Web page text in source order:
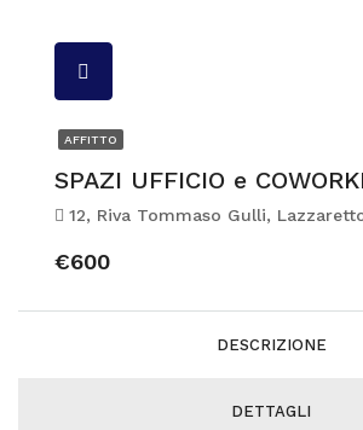
AFFITTO
SPAZI UFFICIO e
12, Riva Tommaso Gulli, Lazzaretto Vecchio, Città Nuova-Barriera Nuova-San Vito-Città Vecchia,
€600
DESCRIZIONE
DETTAGLI